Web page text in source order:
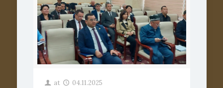
at 04.11.2025